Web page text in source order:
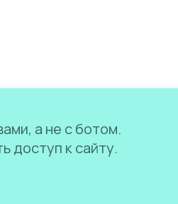
а не с ботом.
доступ к сайту.